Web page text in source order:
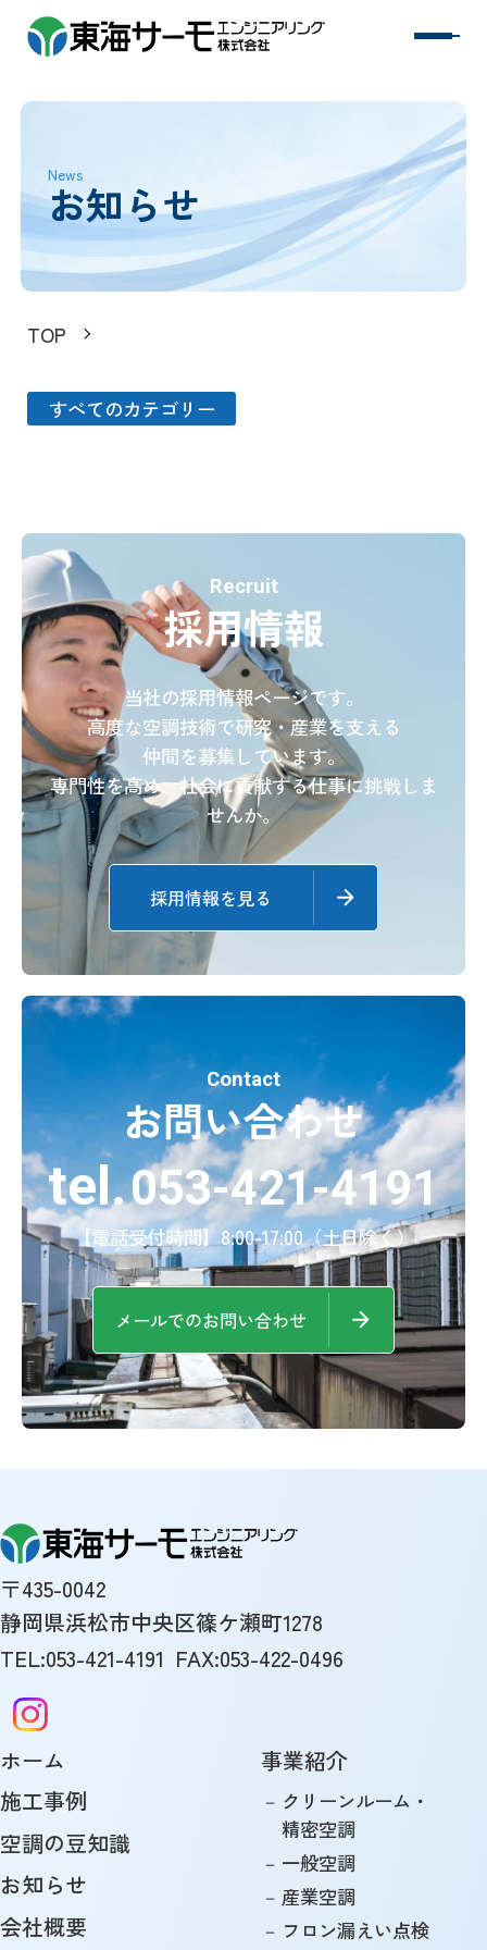
施工事例
空調の豆知識
会社概要
プライバシーポリシー
News
お知らせ
TOP
すべてのカテゴリー
Recruit
採用情報
当社の採用情報ページです。
高度な空調技術で研究・産業を支える
仲間を募集しています。
専門性を高め、社会に貢献する仕事に挑戦しま
せんか。
採用情報を見る
Contact
お問い合わせ
tel.053-421-4191
【電話受付時間】8:00-17:00（土日除く）
メールでのお問い合わせ
〒435-0042
静岡県浜松市中央区篠ケ瀬町1278
TEL:053-421-4191 FAX:053-422-0496
ホーム 事業紹介
－ クリーンルーム・
精密空調
－ 一般空調
－ 産業空調
－ フロン漏えい点検
施工事例
空調の豆知識
お知らせ
会社概要